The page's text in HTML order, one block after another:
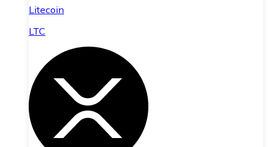
Litecoin
LTC